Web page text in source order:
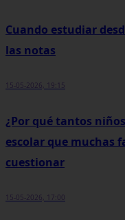
Cuando estudiar
las notas
15-05-2026, 19:15
¿Por qué tantos
escolar que muchas
cuestionar
15-05-2026, 17:00